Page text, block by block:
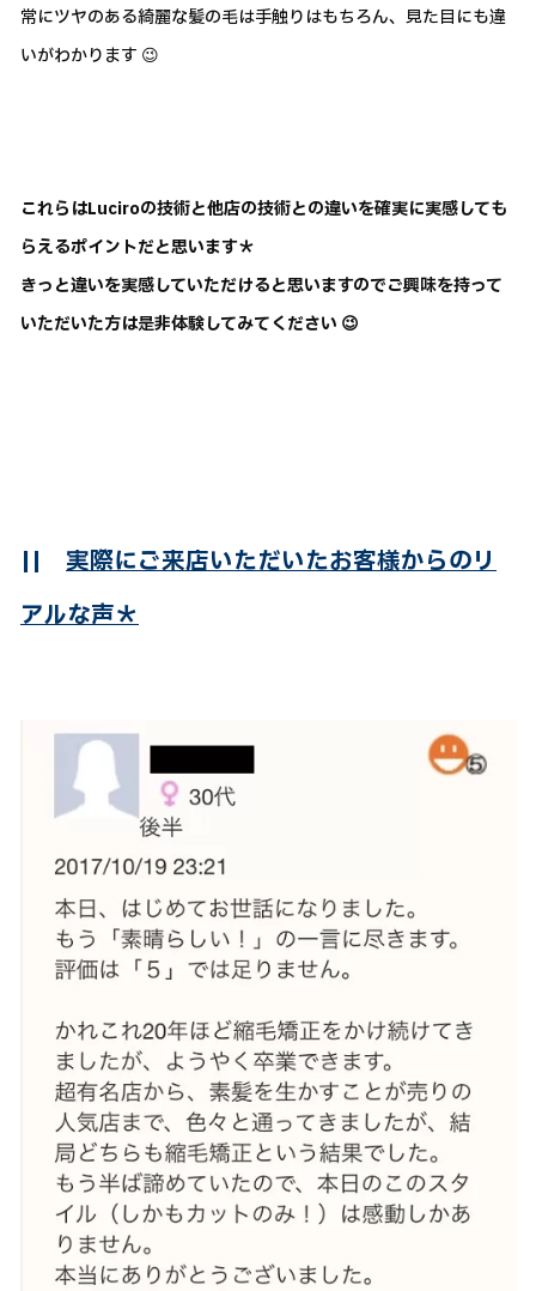
常にツヤのある綺麗な髪の毛は手触りはもちろん、見た目にも違
いがわかります 😉
これらはLuciroの技術と他店の技術との違いを確実に実感しても
らえるポイントだと思います＊
きっと違いを実感していただけると思いますのでご興味を持って
いただいた方は是非体験してみてください 😉
|| 実際にご来店いただいたお客様からのリ
アルな声＊